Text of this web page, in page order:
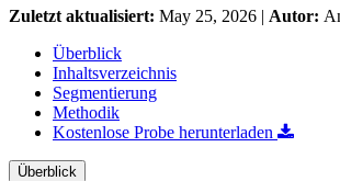
Zuletzt aktualisiert: May 25, 2026 | Autor:
Überblick
Inhaltsverzeichnis
Segmentierung
Methodik
Kostenlose Probe herunterladen
Überblick